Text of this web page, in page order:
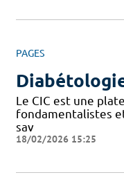
PAGES
Le CIC est une
fondamentalistes
sav
18/02/2026 15:25